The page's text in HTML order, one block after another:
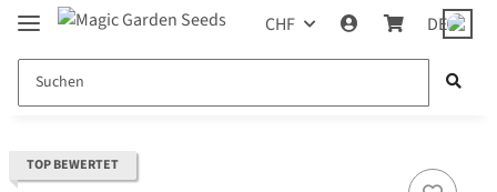
CHF DE
TOP BEWERTET